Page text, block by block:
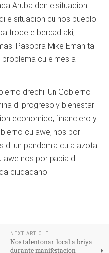
Aruba den e situacion
e situacion cu nos pueblo
troce e berdad aki,
Pasobra Mike Eman ta
cu e mes a
drechi. Un Gobierno
di progreso y bienestar
economico, financiero y
cu awe, nos por
di un pandemia cu a azota
awe nos por papia di
ciudadano.
NEXT ARTICLE
Nos talentonan local a briya
durante manifestacion